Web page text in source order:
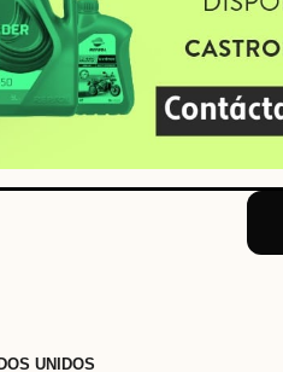
UNIDOS